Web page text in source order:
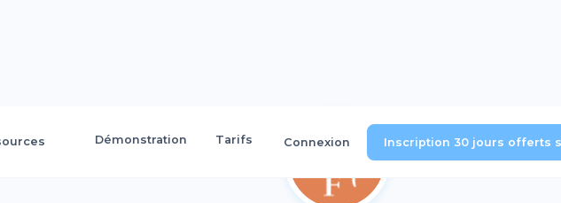
Démonstration Tarifs Connexion Inscription 30 jours offerts